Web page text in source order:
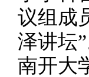
议组成
泽讲坛
南开大